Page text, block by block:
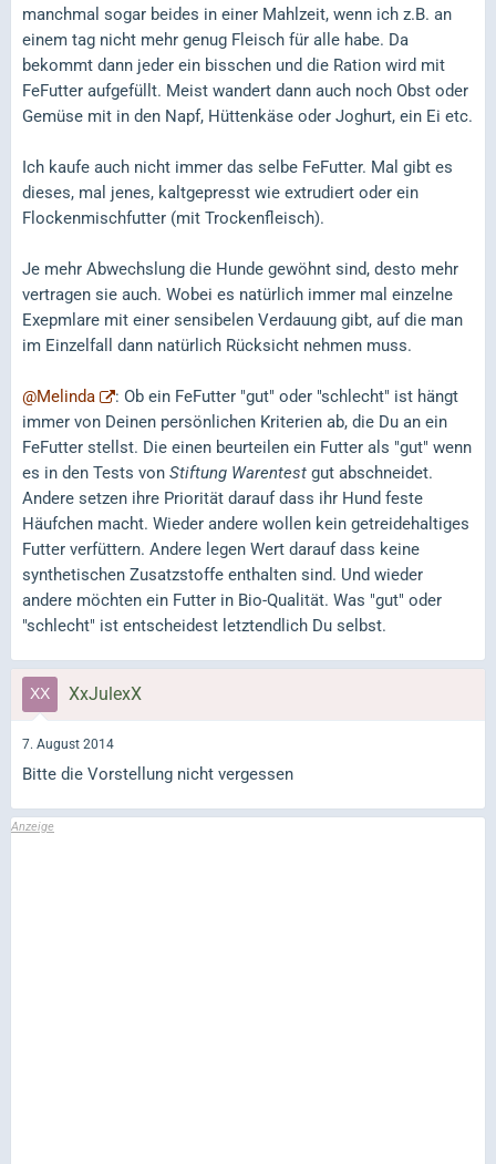
manchmal sogar beides in einer Mahlzeit, wenn ich z.B. an
einem tag nicht mehr genug Fleisch für alle habe. Da
bekommt dann jeder ein bisschen und die Ration wird mit
FeFutter aufgefüllt. Meist wandert dann auch noch Obst oder
Gemüse mit in den Napf, Hüttenkäse oder Joghurt, ein Ei etc.
Ich kaufe auch nicht immer das selbe FeFutter. Mal gibt es
dieses, mal jenes, kaltgepresst wie extrudiert oder ein
Flockenmischfutter (mit Trockenfleisch).
Je mehr Abwechslung die Hunde gewöhnt sind, desto mehr
vertragen sie auch. Wobei es natürlich immer mal einzelne
Exepmlare mit einer sensibelen Verdauung gibt, auf die man
im Einzelfall dann natürlich Rücksicht nehmen muss.
@Melinda
: Ob ein FeFutter "gut" oder "schlecht" ist hängt
immer von Deinen persönlichen Kriterien ab, die Du an ein
FeFutter stellst. Die einen beurteilen ein Futter als "gut" wenn
es in den Tests von Stiftung Warentest gut abschneidet.
Andere setzen ihre Priorität darauf dass ihr Hund feste
Häufchen macht. Wieder andere wollen kein getreidehaltiges
Futter verfüttern. Andere legen Wert darauf dass keine
synthetischen Zusatzstoffe enthalten sind. Und wieder
andere möchten ein Futter in Bio-Qualität. Was "gut" oder
"schlecht" ist entscheidest letztendlich Du selbst.
XxJulexX
7. August 2014
Bitte die Vorstellung nicht vergessen